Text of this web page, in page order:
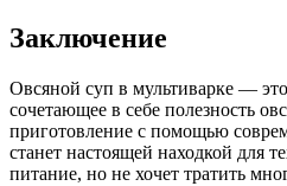
Заключение
Овсяной суп в мультиварке —
сочетающее в себе полезность
приготовление с помощью
станет настоящей находкой для
питание, но не хочет тратить